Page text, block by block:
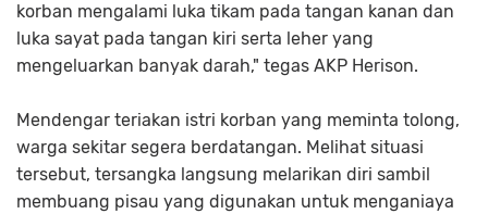
korban mengalami luka tikam pada tangan kanan dan
luka sayat pada tangan kiri serta leher yang
mengeluarkan banyak darah," tegas AKP Herison.
Mendengar teriakan istri korban yang meminta tolong,
warga sekitar segera berdatangan. Melihat situasi
tersebut, tersangka langsung melarikan diri sambil
membuang pisau yang digunakan untuk menganiaya